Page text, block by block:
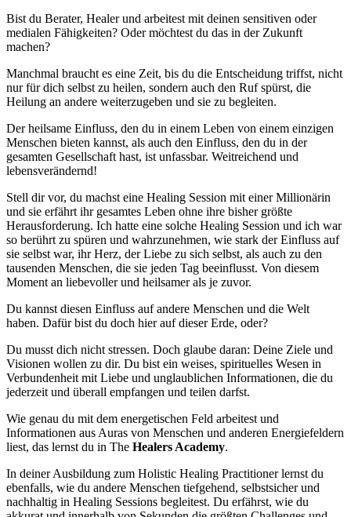
Bist du Berater, Healer und arbeitest mit deinen sensitiven oder
medialen Fähigkeiten? Oder möchtest du das in der Zukunft
machen?
Manchmal braucht es eine Zeit, bis du die Entscheidung triffst, nicht
nur für dich selbst zu heilen, sondern auch den Ruf spürst, die
Heilung an andere weiterzugeben und sie zu begleiten.
Der heilsame Einfluss, den du in einem Leben von einem einzigen
Menschen bieten kannst, als auch den Einfluss, den du in der
gesamten Gesellschaft hast, ist unfassbar. Weitreichend und
lebensverändernd!
Stell dir vor, du machst eine Healing Session mit einer Millionärin
und sie erfährt ihr gesamtes Leben ohne ihre bisher größte
Herausforderung. Ich hatte eine solche Healing Session und ich war
so berührt zu spüren und wahrzunehmen, wie stark der Einfluss auf
sie selbst war, ihr Herz, der Liebe zu sich selbst, als auch zu den
tausenden Menschen, die sie jeden Tag beeinflusst. Von diesem
Moment an liebevoller und heilsamer als je zuvor.
Du kannst diesen Einfluss auf andere Menschen und die Welt
haben. Dafür bist du doch hier auf dieser Erde, oder?
Du musst dich nicht stressen. Doch glaube daran: Deine Ziele und
Visionen wollen zu dir. Du bist ein weises, spirituelles Wesen in
Verbundenheit mit Liebe und unglaublichen Informationen, die du
jederzeit und überall empfangen und teilen darfst.
Wie genau du mit dem energetischen Feld arbeitest und
Informationen aus Auras von Menschen und anderen Energiefeldern
liest, das lernst du in The Healers Academy.
In deiner Ausbildung zum Holistic Healing Practitioner lernst du
ebenfalls, wie du andere Menschen tiefgehend, selbstsicher und
nachhaltig in Healing Sessions begleitest. Du erfährst, wie du